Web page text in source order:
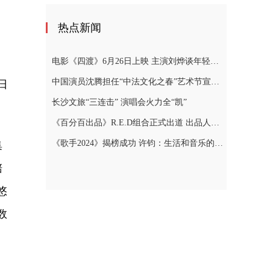
热点新闻
电影《四渡》6月26日上映 主演刘烨谈年轻人“躺平”
中国演员沈腾担任“中法文化之春”艺术节宣传大使
长沙文旅“三连击” 演唱会火力全“凯”
《百分百出品》R.E.D组合正式出道 出品人张艺兴泪洒现场
《歌手2024》揭榜成功 许钧：生活和音乐的本质就是真实